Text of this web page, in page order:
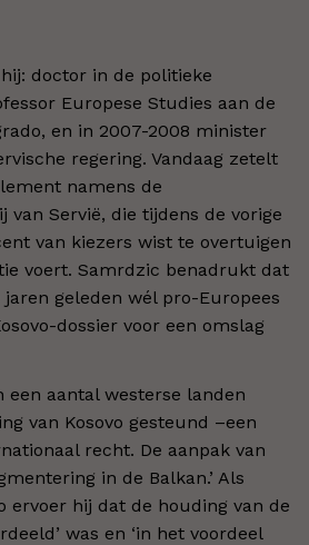
doctor in de politieke
Europese Studies aan de
en in 2007-2008 minister
regering. Vandaag zetelt
namens de
van Servië, die tijdens de vorige
van kiezers wist te overtuigen
voert. Samrdzic benadrukt dat
geleden wél pro-Europees
dossier voor een omslag
een aantal westerse landen
van Kosovo gesteund –een
recht. De aanpak van
in de Balkan.’ Als
ervoer hij dat de houding van de
was en ‘in het voordeel